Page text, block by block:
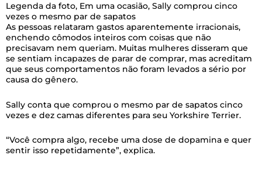
Legenda da foto, Em uma ocasião, Sally comprou cinco
vezes o mesmo par de sapatos
As pessoas relataram gastos aparentemente irracionais,
enchendo cômodos inteiros com coisas que não
precisavam nem queriam. Muitas mulheres disseram que
se sentiam incapazes de parar de comprar, mas acreditam
que seus comportamentos não foram levados a sério por
causa do gênero.
Sally conta que comprou o mesmo par de sapatos cinco
vezes e dez camas diferentes para seu Yorkshire Terrier.
“Você compra algo, recebe uma dose de dopamina e quer
sentir isso repetidamente”, explica.